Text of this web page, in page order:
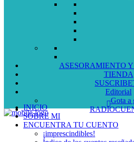
ASESORAMIENTO
TIENDA
Editorial
Gota a
INICIO
SOBRE MI
ENCUENTRA TU CUENTO
¡imprescindibles!